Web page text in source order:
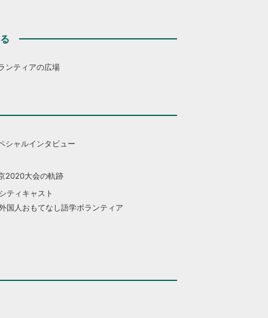
ンティアの広場
シャルインタビュー
2020大会の軌跡
シティキャスト
国人おもてなし語学ボランティア